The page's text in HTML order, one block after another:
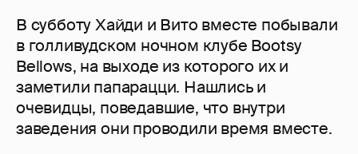
В субботу Хайди и Вито вместе побывали
в голливудском ночном клубе Bootsy
Bellows, на выходе из которого их и
заметили папарацци. Нашлись и
очевидцы, поведавшие, что внутри
заведения они проводили время вместе.